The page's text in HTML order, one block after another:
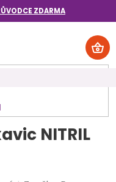
ZDARMA
NITRIL